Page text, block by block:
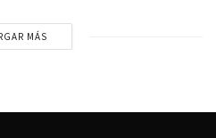
MÁS